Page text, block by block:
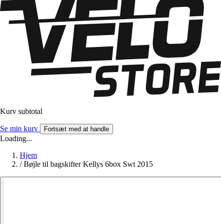
Kurv subtotal
Se min kurv Fortsæt med at handle
Loading...
Hjem
/ Bøjle til bagskifter Kellys 6box Swt 2015